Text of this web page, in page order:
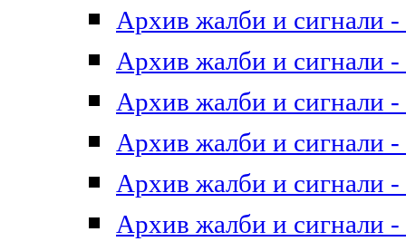
Архив жалби и сигнали -
Архив жалби и сигнали -
Архив жалби и сигнали -
Архив жалби и сигнали -
Архив жалби и сигнали -
Архив жалби и сигнали -